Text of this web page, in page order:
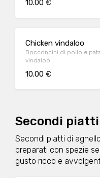
10.00 €
Chicken vindaloo
Bocconcini di pollo e
vindaloo
10.00 €
Secondi
Secondi piatti di
preparati con spezie
gusto ricco e